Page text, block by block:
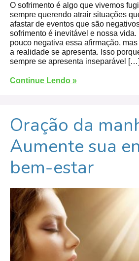
O sofrimento é algo que vivemos
sempre querendo atrair situações
afastar de eventos que são
sofrimento é inevitável e nossa
pouco negativa essa afirmação,
a realidade se apresenta. Isso
sempre se apresenta inseparável […]
Continue Lendo »
Oração da
Aumente sua
bem-estar